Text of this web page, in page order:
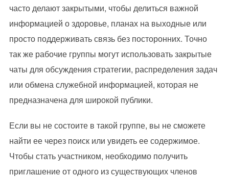
часто делают закрытыми, чтобы делиться важной
информацией о здоровье, планах на выходные или
просто поддерживать связь без посторонних. Точно
так же рабочие группы могут использовать закрытые
чаты для обсуждения стратегии, распределения задач
или обмена служебной информацией, которая не
предназначена для широкой публики.
Если вы не состоите в такой группе, вы не сможете
найти ее через поиск или увидеть ее содержимое.
Чтобы стать участником, необходимо получить
приглашение от одного из существующих членов